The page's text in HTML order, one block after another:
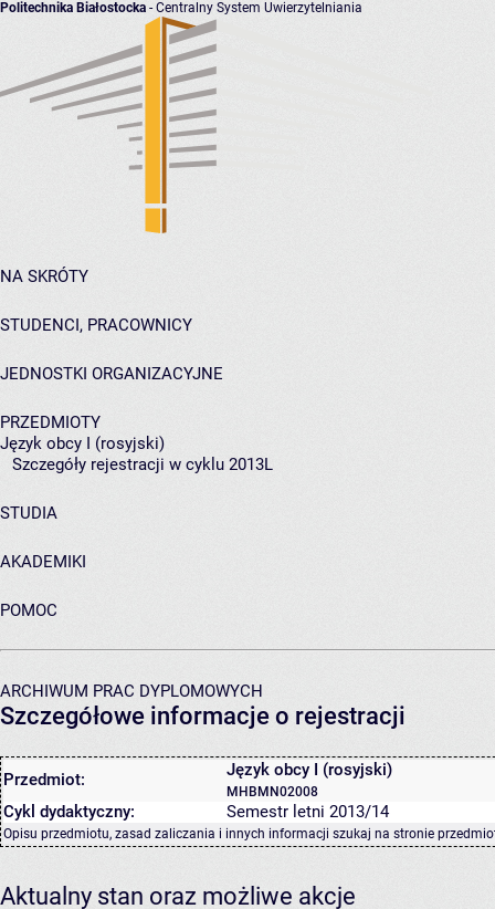
Politechnika Białostocka - Centralny System Uwierzytelniania
NA SKRÓTY
STUDENCI, PRACOWNICY
JEDNOSTKI ORGANIZACYJNE
PRZEDMIOTY
Język obcy I (rosyjski)
Szczegóły rejestracji w cyklu 2013L
STUDIA
AKADEMIKI
POMOC
ARCHIWUM PRAC DYPLOMOWYCH
Szczegółowe informacje o rejestracji
Przedmiot: Język obcy I (rosyjski)
MHBMN02008
Cykl dydaktyczny: Semestr letni 2013/14
Opisu przedmiotu, zasad zaliczania i innych informacji szukaj na stronie
Aktualny stan oraz możliwe akcje